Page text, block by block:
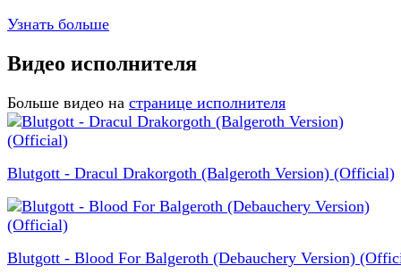
Узнать больше
Видео исполнителя
Больше видео на странице исполнителя
Blutgott - Dracul Drakorgoth (Balgeroth Version) (Official)
Blutgott - Blood For Balgeroth (Debauchery Version)